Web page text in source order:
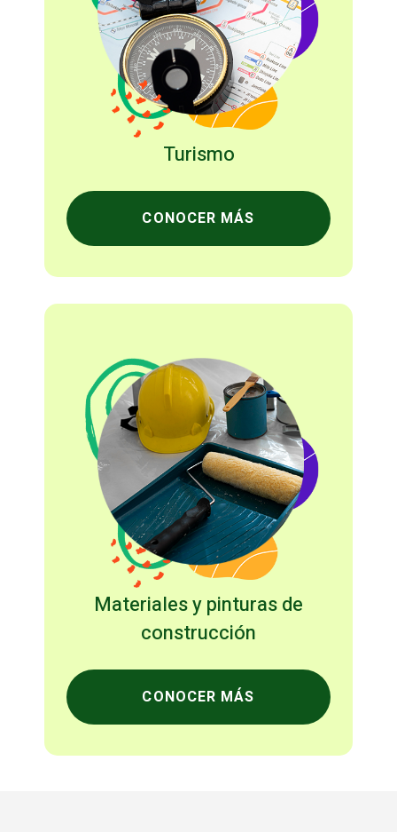
Turismo
CONOCER MÁS
Materiales y pinturas de
construcción
CONOCER MÁS